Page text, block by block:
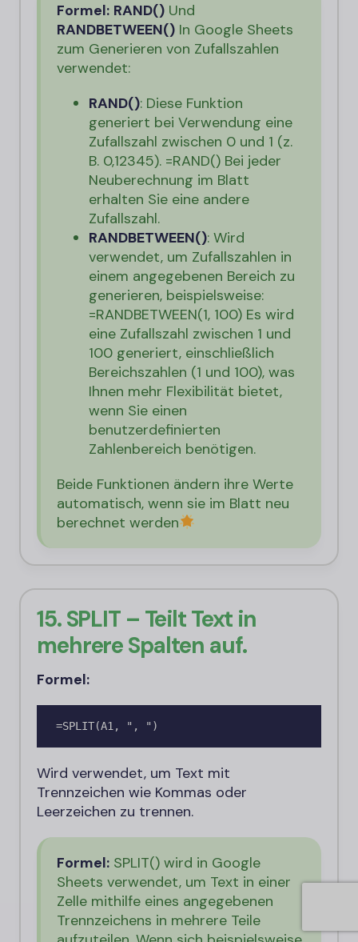
Formel: RAND() Und
RANDBETWEEN() In Google Sheets
zum Generieren von Zufallszahlen
verwendet:
RAND(): Diese Funktion
generiert bei Verwendung eine
Zufallszahl zwischen 0 und 1 (z.
B. 0,12345). =RAND() Bei jeder
Neuberechnung im Blatt
erhalten Sie eine andere
Zufallszahl.
RANDBETWEEN(): Wird
verwendet, um Zufallszahlen in
einem angegebenen Bereich zu
generieren, beispielsweise:
=RANDBETWEEN(1, 100) Es wird
eine Zufallszahl zwischen 1 und
100 generiert, einschließlich
Bereichszahlen (1 und 100), was
Ihnen mehr Flexibilität bietet,
wenn Sie einen
benutzerdefinierten
Zahlenbereich benötigen.
Beide Funktionen ändern ihre Werte
automatisch, wenn sie im Blatt neu
berechnet werden
15. SPLIT – Teilt Text in
mehrere Spalten auf.
Formel:
=SPLIT(A1, ", ")
Wird verwendet, um Text mit
Trennzeichen wie Kommas oder
Leerzeichen zu trennen.
Formel: SPLIT() wird in Google
Sheets verwendet, um Text in einer
Zelle mithilfe eines angegebenen
Trennzeichens in mehrere Teile